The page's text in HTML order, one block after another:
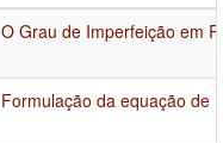
O Grau de Imperfeição em
Formulação da equação de